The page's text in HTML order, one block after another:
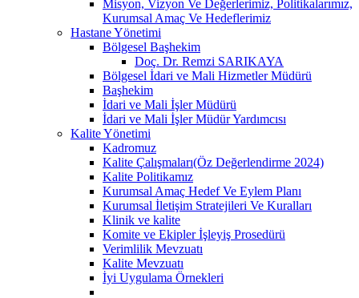
Misyon, Vizyon Ve Değerlerimiz, Politikalarımız,
Kurumsal Amaç Ve Hedeflerimiz
Hastane Yönetimi
Bölgesel Başhekim
Doç. Dr. Remzi SARIKAYA
Bölgesel İdari ve Mali Hizmetler Müdürü
Başhekim
İdari ve Mali İşler Müdürü
İdari ve Mali İşler Müdür Yardımcısı
Kalite Yönetimi
Kadromuz
Kalite Çalışmaları(Öz Değerlendirme 2024)
Kalite Politikamız
Kurumsal Amaç Hedef Ve Eylem Planı
Kurumsal İletişim Stratejileri Ve Kuralları
Klinik ve kalite
Komite ve Ekipler İşleyiş Prosedürü
Verimlilik Mevzuatı
Kalite Mevzuatı
İyi Uygulama Örnekleri